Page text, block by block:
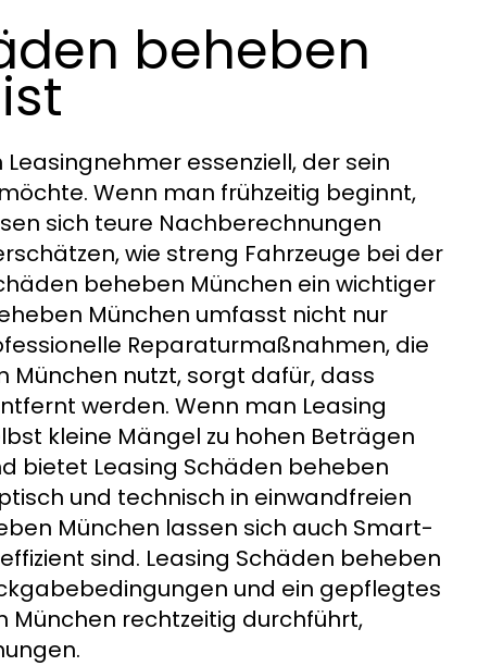
beheben
essenziell, der sein
Wenn man frühzeitig beginnt,
sich teure Nachberechnungen
wie streng Fahrzeuge bei der
beheben München ein wichtiger
München umfasst nicht nur
Reparaturmaßnahmen, die
München nutzt, sorgt dafür, dass
werden. Wenn man Leasing
kleine Mängel zu hohen Beträgen
bietet Leasing Schäden beheben
und technisch in einwandfreien
München lassen sich auch Smart-
sind. Leasing Schäden beheben
und ein gepflegtes
München rechtzeitig durchführt,